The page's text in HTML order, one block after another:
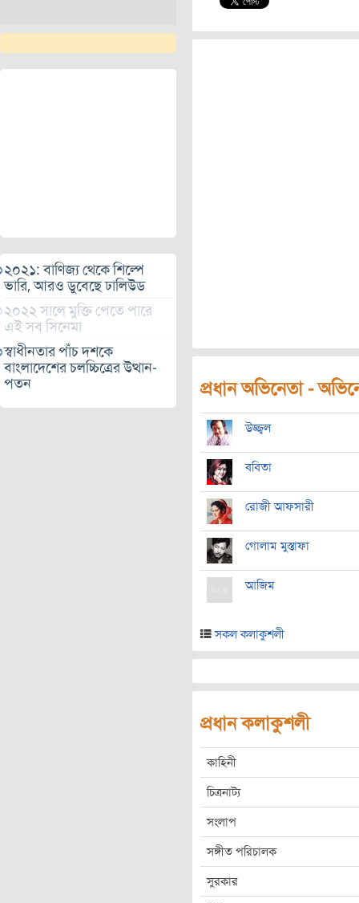
২০২১: বাণিজ্য থেকে শিল্পে
ভারি, আরও ডুবেছে ঢালিউড
২০২২ সালে মুক্তি পেতে পারে
এই সব সিনেমা
স্বাধীনতার পাঁচ দশকে
বাংলাদেশের চলচ্চিত্রের উত্থান-
পতন
প্রধান অভিনেতা -
উজ্জ্বল
ববিতা
রোজী আফসারী
গোলাম মুস্তাফা
আজিম
সকল কলাকুশলী
প্রধান কলাকুশলী
কাহিনী
চিত্রনাট্য
সংলাপ
সঙ্গীত পরিচালক
সুরকার